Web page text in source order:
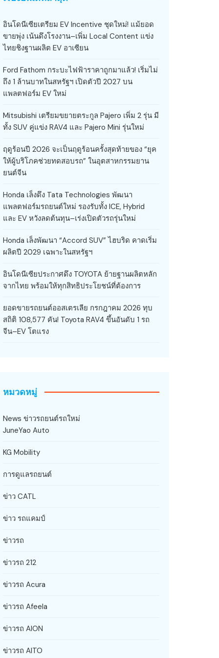
อินโดนีเซียเตรียม EV Incentive ชุดใหม่! แม้ยอด
ขายพุ่ง เน้นดึงโรงงาน–เพิ่ม Local Content แข่ง
ไทยชิงฐานผลิต EV อาเซียน
Ford Fathom กระบะไฟฟ้าราคาถูกมาแล้ว! เริ่มไม่
ถึง 1 ล้านบาทในสหรัฐฯ เปิดตัวปี 2027 บน
แพลตฟอร์ม EV ใหม่
Mitsubishi เตรียมขยายตระกูล Pajero เพิ่ม 2 รุ่น มี
ทั้ง SUV คู่แข่ง RAV4 และ Pajero Mini รุ่นใหม่
ฤดูร้อนปี 2026 จะเป็นฤดูร้อนครั้งสุดท้ายของ “ยุค
ให้ผู้บริโภคช่วยทดสอบรถ” ในอุตสาหกรรมยาน
ยนต์จีน
Honda เล็งดึง Tata Technologies พัฒนา
แพลตฟอร์มรถยนต์ใหม่ รองรับทั้ง ICE, Hybrid
และ EV หวังลดต้นทุน–เร่งเปิดตัวรถรุ่นใหม่
Honda เล็งพัฒนา “Accord SUV” ไฮบริด คาดเริ่ม
ผลิตปี 2029 เฉพาะในสหรัฐฯ
อินโดนีเซียประกาศดึง TOYOTA ย้ายฐานผลิตหลัก
จากไทย พร้อมให้ทุกสิทธิประโยชน์ที่ต้องการ
ยอดขายรถยนต์ออสเตรเลีย กรกฎาคม 2026 ทุบ
สถิติ 108,577 คัน! Toyota RAV4 ขึ้นอันดับ 1 รถ
จีน–EV โตแรง
หมวดหมู่
News ข่าวรถยนต์รถใหม่
JuneYao Auto
KG Mobility
การดูแลรถยนต์
ข่าว CATL
ข่าว รถแคมป์
ข่าวรถ
ข่าวรถ 212
ข่าวรถ Acura
ข่าวรถ Afeela
ข่าวรถ AION
ข่าวรถ AITO